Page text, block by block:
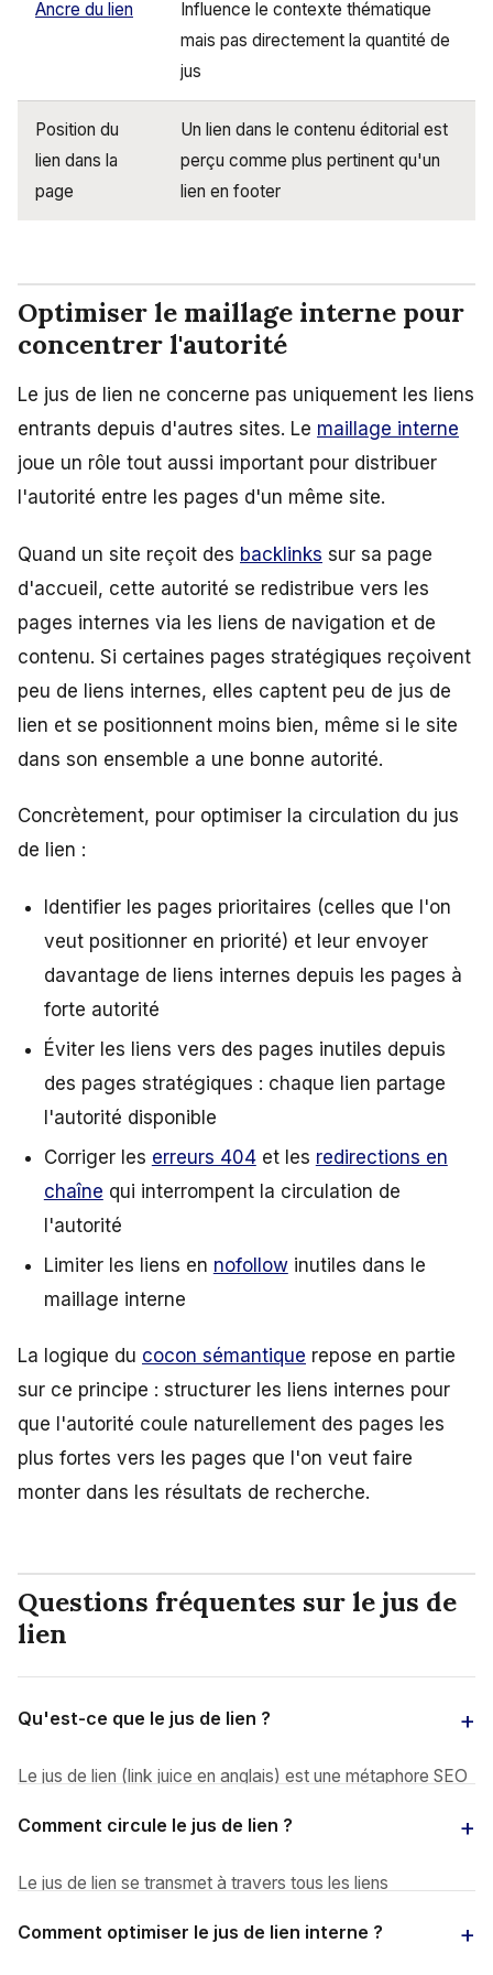
Ancre du lien
Influence le contexte thématique
mais pas directement la quantité de
jus
Position du
lien dans la
page
Un lien dans le contenu éditorial est
perçu comme plus pertinent qu'un
lien en footer
Optimiser le maillage interne pour
concentrer l'autorité
Le jus de lien ne concerne pas uniquement les liens
entrants depuis d'autres sites. Le maillage interne
joue un rôle tout aussi important pour distribuer
l'autorité entre les pages d'un même site.
Quand un site reçoit des backlinks sur sa page
d'accueil, cette autorité se redistribue vers les
pages internes via les liens de navigation et de
contenu. Si certaines pages stratégiques reçoivent
peu de liens internes, elles captent peu de jus de
lien et se positionnent moins bien, même si le site
dans son ensemble a une bonne autorité.
Concrètement, pour optimiser la circulation du jus
de lien :
Identifier les pages prioritaires (celles que l'on
veut positionner en priorité) et leur envoyer
davantage de liens internes depuis les pages à
forte autorité
Éviter les liens vers des pages inutiles depuis
des pages stratégiques : chaque lien partage
l'autorité disponible
Corriger les erreurs 404et les redirections en
chaîne qui interrompent la circulation de
l'autorité
Limiter les liens en nofollowinutiles dans le
maillage interne
La logique du cocon sémantique repose en partie
sur ce principe : structurer les liens internes pour
que l'autorité coule naturellement des pages les
plus fortes vers les pages que l'on veut faire
monter dans les résultats de recherche.
Questions fréquentes sur le jus de
lien
Qu'est-ce que le jus de lien ?
Le jus de lien (link juice en anglais) est une métaphore SEO
transmet de la page source à la page de destination.
puissante (qui a beaucoup de backlinks de qualité), elle
hérite d'une partie de cette puissance, ce qui contribue à
Comment circule le jus de lien ?
Le jus de lien se transmet à travers tous les liens
dofollow, chaque lien partage une fraction de l'autorité de
Comment optimiser le jus de lien interne ?